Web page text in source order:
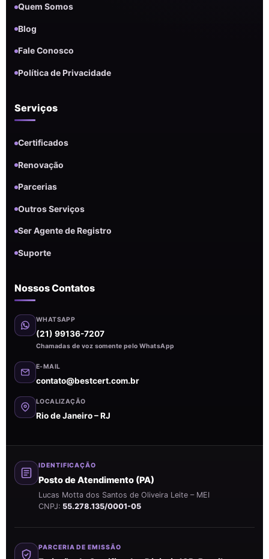
Quem Somos
Blog
Fale Conosco
Política de Privacidade
Serviços
Certificados
Renovação
Parcerias
Outros Serviços
Ser Agente de Registro
Suporte
Nossos Contatos
WHATSAPP
(21) 99136-7207
Chamadas de voz somente pelo WhatsApp
E-MAIL
contato@bestcert.com.br
LOCALIZAÇÃO
Rio de Janeiro – RJ
IDENTIFICAÇÃO
Posto de Atendimento (PA)
Lucas Motta dos Santos de Oliveira Leite – MEI
CNPJ: 55.278.135/0001-05
PARCERIA DE EMISSÃO